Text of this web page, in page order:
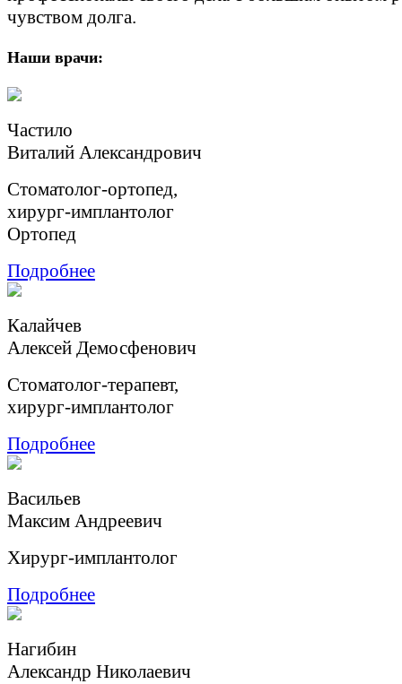
чувством долга.
Наши врачи:
Частило
Виталий Александрович
Стоматолог-ортопед,
хирург-имплантолог
Ортопед
Подробнее
Калайчев
Aлексей Демосфенович
Cтоматолог-терапевт,
хирург-имплантолог
Подробнее
Васильев
Максим Андреевич
Хирург-имплантолог
Подробнее
Нагибин
Александр Николаевич